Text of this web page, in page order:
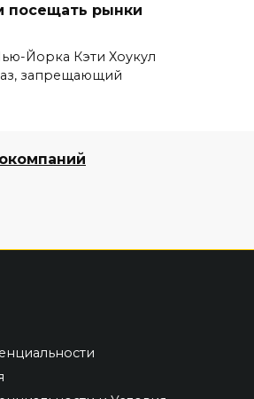
посещать рынки
Йорка Кэти Хоукул
запрещающий